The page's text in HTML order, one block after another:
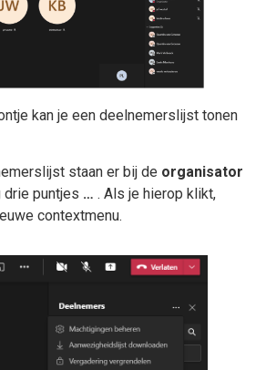
kan je een deelnemerslijst tonen
staan er bij de organisator
drie puntjes … . Als je hierop klikt,
contextmenu.